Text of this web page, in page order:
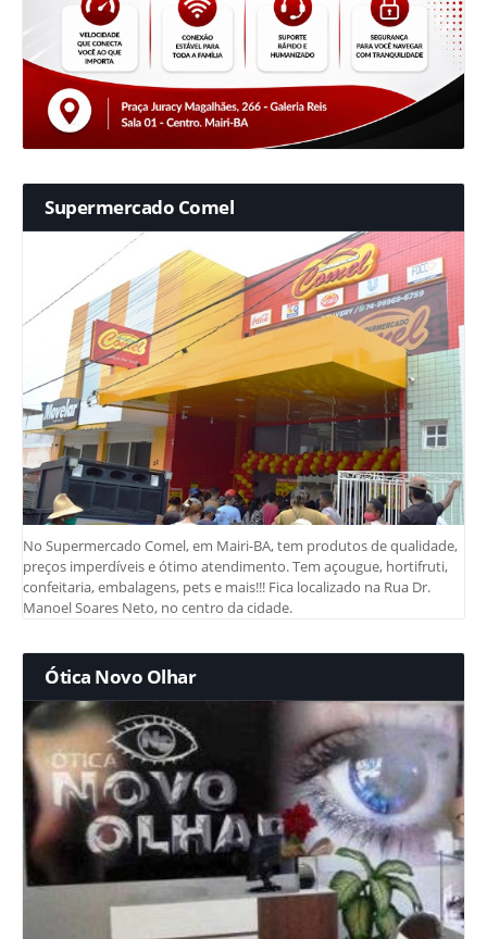
Supermercado Comel
No Supermercado Comel, em Mairi-BA, tem produtos de qualidade,
preços imperdíveis e ótimo atendimento. Tem açougue, hortifruti,
confeitaria, embalagens, pets e mais!!! Fica localizado na Rua Dr.
Manoel Soares Neto, no centro da cidade.
Ótica Novo Olhar